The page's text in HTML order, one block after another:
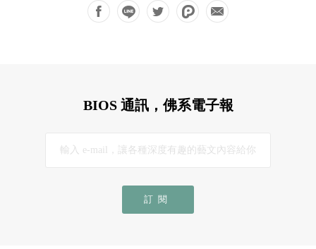
BIOS 通訊，佛系電子報
訂閱